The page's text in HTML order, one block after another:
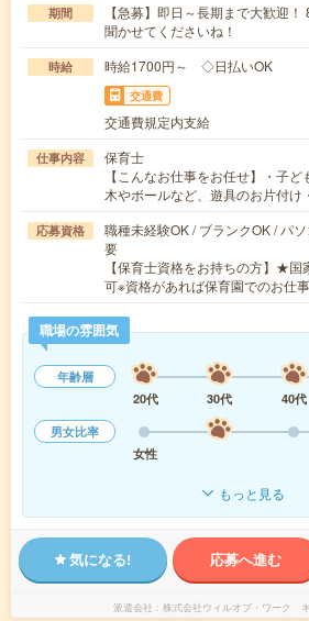
期間
【急募】即日～長期まで大歓迎
聞かせてくださいね！
時給 時給1700円～ ◇日払いOK
交通費
交通費規定内支給
仕事内容
保育士
【こんなお仕事をお任せ】・子
木やボールなど、遊具のお片付
応募資格
職種未経験OK / ブランクOK / パ
要
【保育士資格をお持ちの方】★国
可※資格があれば保育園でのお仕
職場の雰囲気
年齢層
20代
30代 40代
男女比率
女性
もっと見る
気になる! 応募へ進む
派遣会社 株式会社ウィルオブ・ワーク